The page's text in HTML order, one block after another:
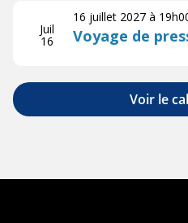
Juil
16
16 juillet 2027 à
Voyage de
Voir le